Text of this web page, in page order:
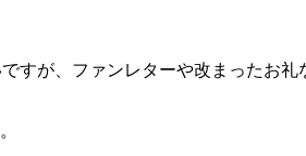
すが、ファンレターや改まったお礼